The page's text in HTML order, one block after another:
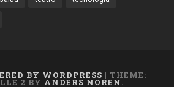
BY WORDPRESS | THEME:
2 BY ANDERS NOREN.